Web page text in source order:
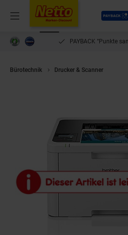
Menü
Payback
PAYBACK °Punkte
Bürotechnik Drucker & Scanner